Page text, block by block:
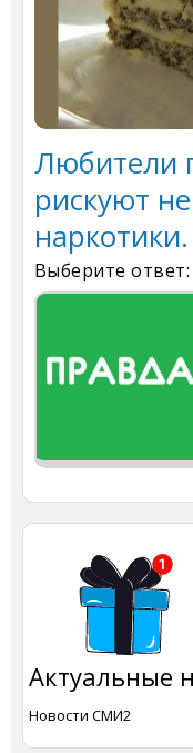
Любители
рискуют
наркотики.
Выберите ответ:
Актуальные
Новости СМИ2